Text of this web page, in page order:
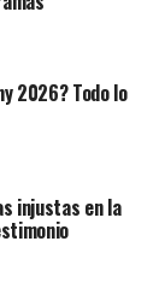
2026? Todo lo
injustas en la